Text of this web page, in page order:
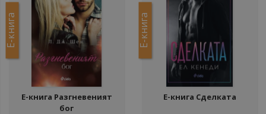
Е-книга
Е-книга Разгневеният
бог
Е-книга
Е-книга Сделката